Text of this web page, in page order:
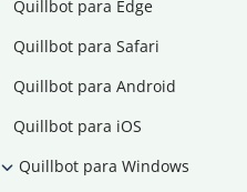
Quillbot para Edge
Quillbot para Safari
Quillbot para Android
Quillbot para iOS
Quillbot para Windows